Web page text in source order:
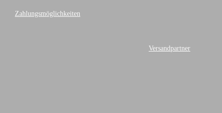
Zahlungsmöglichkeiten
Versandpartner